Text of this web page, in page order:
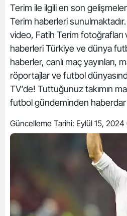
Terim ile ilgili en son
Terim haberleri
video, Fatih Terim fotoğrafları
haberleri Türkiye ve dünya
haberler, canlı maç yayınları,
röportajlar ve futbol
TV'de! Tuttuğunuz takımın
futbol gündeminden
Güncelleme Tarihi: Eylül 15,